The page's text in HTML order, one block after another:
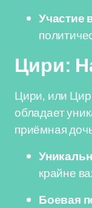
Участие
Цири:
Цири, или
обладает
приёмная
крайне
Боевая